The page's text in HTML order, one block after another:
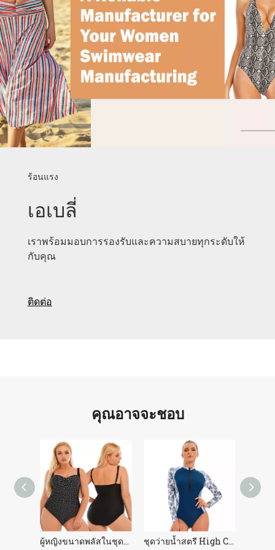
ร้อนแรง
เอเบลี่
เราพร้อมมอบการรองรับและความสบายทุกระดับให้
กับคุณ
ติดต่อ
คุณอาจจะชอบ
ผู้หญิงขนาดพลัสในชุดว่ายน้ำ ชุดว่ายน้ำสตรี High Cut One Piece